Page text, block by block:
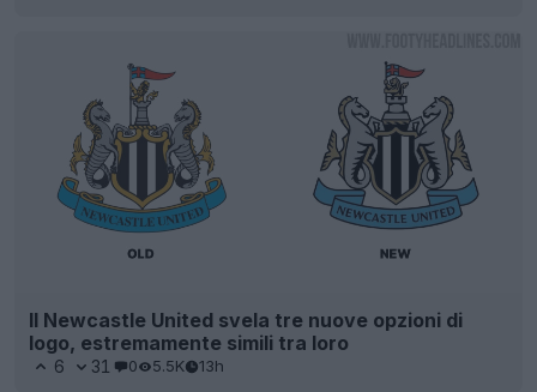
Il Newcastle United svela tre nuove opzioni di
logo, estremamente simili tra loro
6 31 0 5.5K 13h